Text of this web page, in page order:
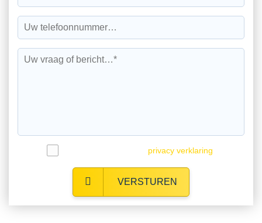
privacy verklaring
VERSTUREN